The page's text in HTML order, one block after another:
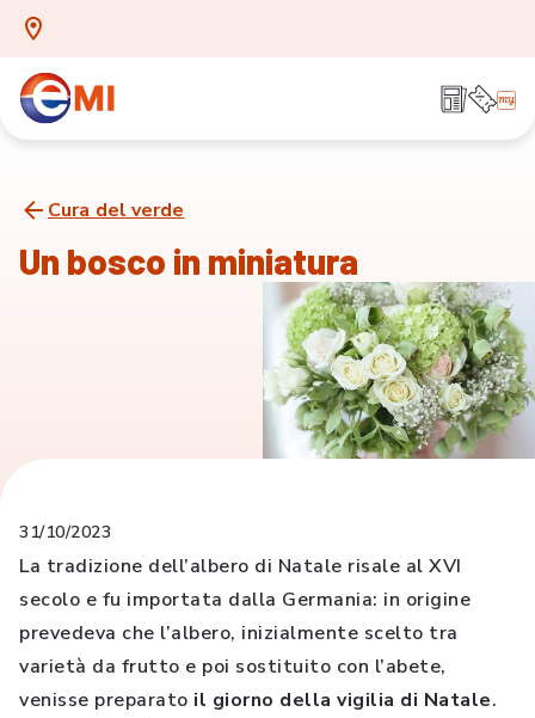
Cura del verde
Un bosco in miniatura
31/10/2023
La tradizione dell’albero di Natale risale al XVI
secolo e fu importata dalla Germania: in origine
prevedeva che l’albero, inizialmente scelto tra
varietà da frutto e poi sostituito con l’abete,
venisse preparato il giorno della vigilia di Natale.